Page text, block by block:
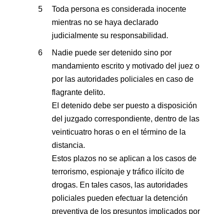
Toda persona es considerada inocente
mientras no se haya declarado
judicialmente su responsabilidad.
Nadie puede ser detenido sino por
mandamiento escrito y motivado del juez o
por las autoridades policiales en caso de
flagrante delito.
El detenido debe ser puesto a disposición
del juzgado correspondiente, dentro de las
veinticuatro horas o en el término de la
distancia.
Estos plazos no se aplican a los casos de
terrorismo, espionaje y tráfico ilícito de
drogas. En tales casos, las autoridades
policiales pueden efectuar la detención
preventiva de los presuntos implicados por